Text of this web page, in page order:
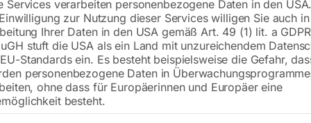
zu BOMAR STG 220 G
€19,20
Services verarbeiten personenbezogene Daten in den
zur Nutzung dieser Services willigen Sie auch
Ihrer Daten in den USA gemäß Art. 49 (1) lit. a
stuft die USA als ein Land mit unzureichendem
Standards ein. Es besteht beispielsweise die Gefahr,
personenbezogene Daten in
ohne dass für Europäerinnen und Europäer eine
besteht.